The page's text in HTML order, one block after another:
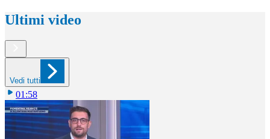
Ultimi video
Vedi tutti
01:58